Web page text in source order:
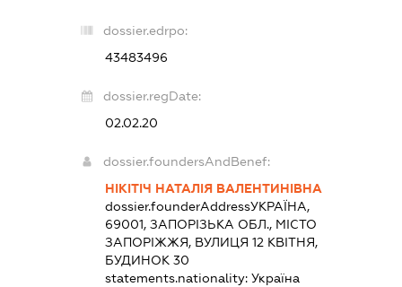
dossier.edrpo:
43483496
dossier.regDate:
02.02.20
dossier.foundersAndBenef:
НІКІТІЧ НАТАЛІЯ ВАЛЕНТИНІВНА
dossier.founderAddressУКРАЇНА,
69001, ЗАПОРІЗЬКА ОБЛ., МІСТО
ЗАПОРІЖЖЯ, ВУЛИЦЯ 12 КВІТНЯ,
БУДИНОК 30
statements.nationality: Україна